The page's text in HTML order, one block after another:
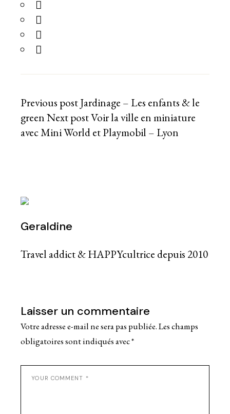
Previous postJardinage – Les enfants & le
greenNext postVoir la ville en miniature
avec Mini World et Playmobil – Lyon
Geraldine
Travel addict & HAPPYcultrice depuis 2010
Laisser un commentaire
Votre adresse e-mail ne sera pas publiée.Les champs
obligatoires sont indiqués avec*